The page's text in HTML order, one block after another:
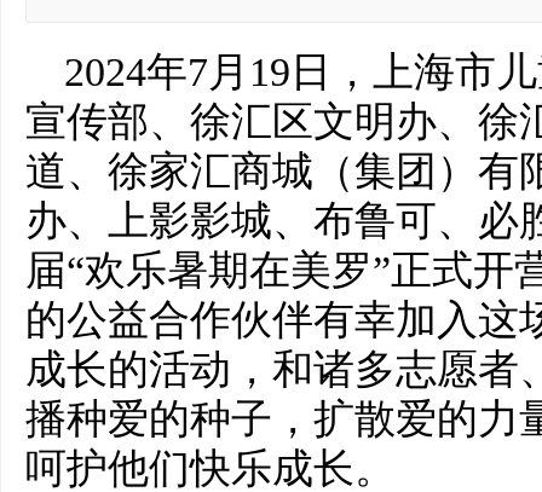
2024年7月19日，上海市
宣传部、徐汇区文明办、徐
道、徐家汇商城（集团）有
办、上影影城、布鲁可、必
届“欢乐暑期在美罗”正式开
的公益合作伙伴有幸加入这
成长的活动，和诸多志愿者
播种爱的种子，扩散爱的力
呵护他们快乐成长。